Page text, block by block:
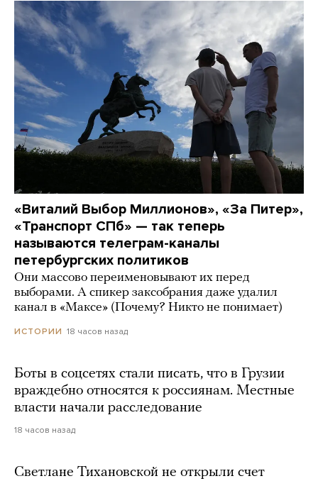
«Виталий Выбор Миллионов», «За Питер»,
«Транспорт СПб» — так теперь
называются телеграм-каналы
петербургских политиков
Они массово переименовывают их перед
выборами. А спикер заксобрания даже удалил
канал в «Максе» (Почему? Никто не понимает)
ИСТОРИИ 18 часов назад
Боты в соцсетях стали писать, что в Грузии
враждебно относятся к россиянам. Местные
власти начали расследование
18 часов назад
Светлане Тихановской не открыли счет